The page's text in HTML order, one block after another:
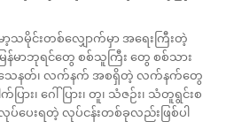
ာ့သမိုင်းတစ်လျှောက်မှာ အရေးကြီးတဲ့
န်မာဘုရင်တွေ စစ်သူကြီး တွေ စစ်သား
းသေနတ်၊ လက်နက် အစရှိတဲ့ လက်နက်တွေ
း၊ ဂေါ်ပြား၊ တူ၊ သံဇဉ်း၊ သံတူရွင်းစ
ေးရတဲ့ လုပ်ငန်းတစ်ခုလည်းဖြစ်ပါ